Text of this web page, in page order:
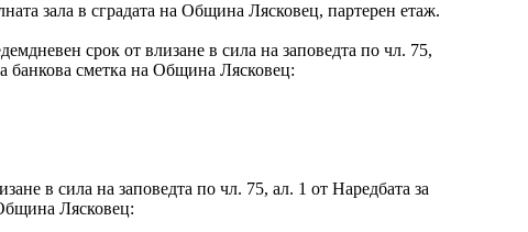
зала в сградата на Община Лясковец, партерен етаж.
срок от влизане в сила на заповедта по чл. 75,
банкова сметка на Община Лясковец:
в сила на заповедта по чл. 75, ал. 1 от Наредбата за
Лясковец: